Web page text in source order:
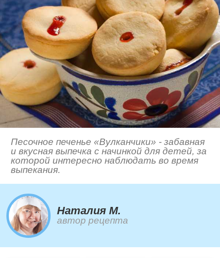
Песочное печенье «Вулканчики» - забавная
и вкусная выпечка с начинкой для детей, за
которой интересно наблюдать во время
выпекания.
Наталия М.
автор рецепта